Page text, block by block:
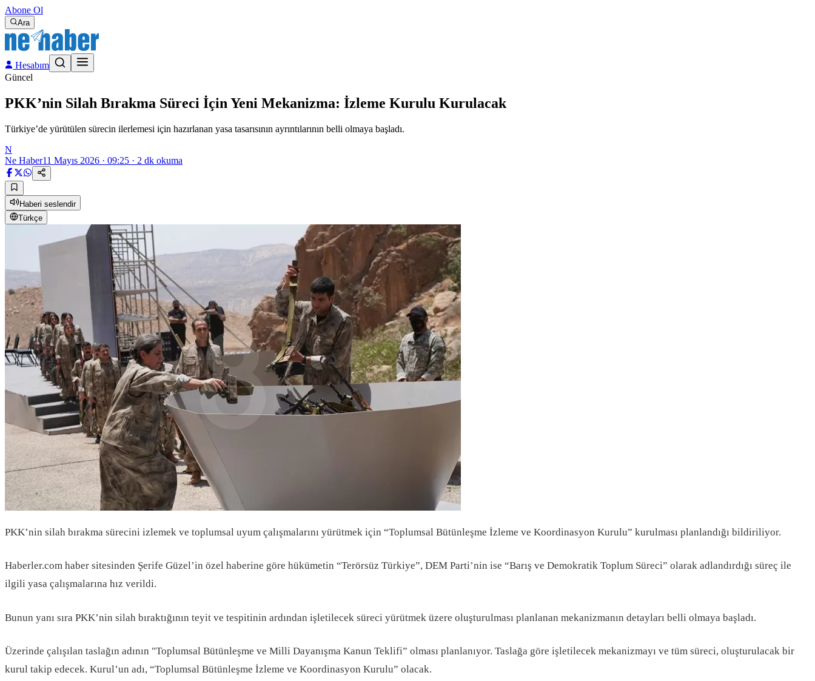
Abone Ol
Ara
Hesabım
Güncel
PKK’nin Silah Bırakma Süreci İçin Yeni Mekanizma: İzleme Kurulu Kurulacak
Türkiye’de yürütülen sürecin ilerlemesi için hazırlanan yasa tasarısının ayrıntılarının belli olmaya başladı.
N
Ne Haber11 Mayıs 2026 · 09:25 · 2 dk okuma
Haberi seslendir
Türkçe
PKK’nin silah bırakma sürecini izlemek ve toplumsal uyum çalışmalarını yürütmek için “Toplumsal Bütünleşme İzleme ve Koordinasyon Kurulu” kurulması planlandığı bildiriliyor.
Haberler.com haber sitesinden Şerife Güzel’in özel haberine göre hükümetin “Terörsüz Türkiye”, DEM Parti’nin ise “Barış ve Demokratik Toplum Süreci” olarak adlandırdığı süreç ile
ilgili yasa çalışmalarına hız verildi.
Bunun yanı sıra PKK’nin silah bıraktığının teyit ve tespitinin ardından işletilecek süreci yürütmek üzere oluşturulması planlanan mekanizmanın detayları belli olmaya başladı.
Üzerinde çalışılan taslağın adının "Toplumsal Bütünleşme ve Milli Dayanışma Kanun Teklifi” olması planlanıyor. Taslağa göre işletilecek mekanizmayı ve tüm süreci, oluşturulacak bir
kurul takip edecek. Kurul’un adı, “Toplumsal Bütünleşme İzleme ve Koordinasyon Kurulu” olacak.